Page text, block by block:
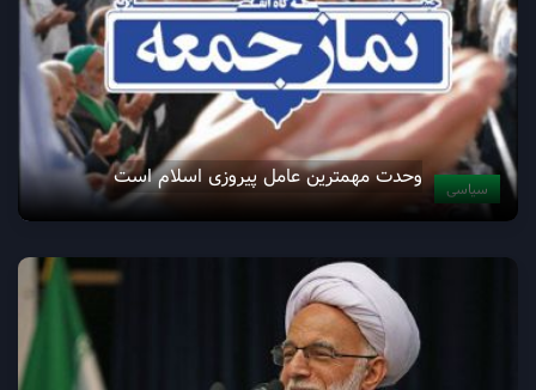
سیاسی وحدت مهمترین عامل پیروزی اسلام است